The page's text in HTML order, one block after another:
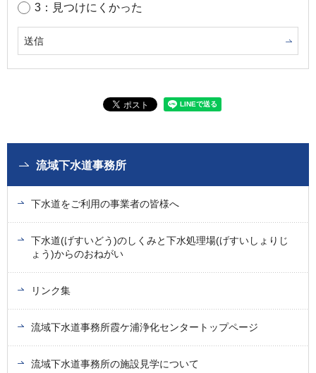
3：見つけにくかった
流域下水道事務所
下水道をご利用の事業者の皆様へ
下水道(げすいどう)のしくみと下水処理場(げすいしょりじ
ょう)からのおねがい
リンク集
流域下水道事務所霞ケ浦浄化センタートップページ
流域下水道事務所の施設見学について